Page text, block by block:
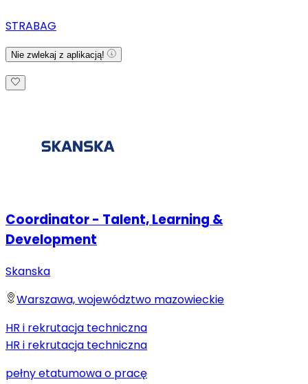
STRABAG
Nie zwlekaj z aplikacją!
Coordinator - Talent, Learning &
Development
Skanska
Warszawa, województwo mazowieckie
HR i rekrutacja techniczna
HR i rekrutacja techniczna
pełny etatumowa o pracę